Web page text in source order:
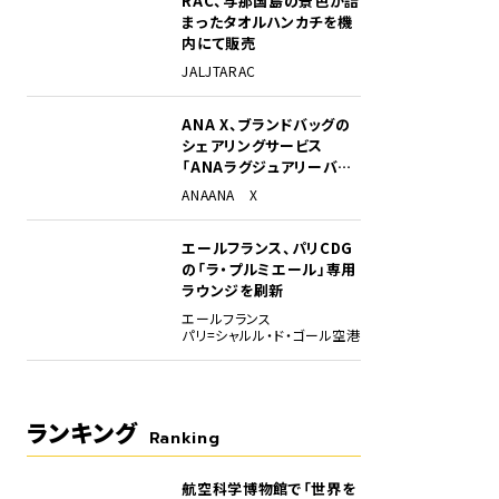
まったタオルハンカチを機
内にて販売
JALJTARAC
ANA X、ブランドバッグの
シェアリングサービス
「ANAラグジュアリーバッ
グ」開始
ANAANA X
エールフランス、パリCDG
の「ラ・プルミエール」専用
ラウンジを刷新
エールフランス
パリ=シャルル・ド・ゴール空港
ランキング Ranking
航空科学博物館で「世界を